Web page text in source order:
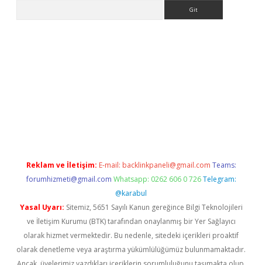
Reklam ve İletişim: E-mail: backlinkpaneli@gmail.com Teams:
forumhizmeti@gmail.com Whatsapp: 0262 606 0 726 Telegram:
@karabul
Yasal Uyarı: Sitemiz, 5651 Sayılı Kanun gereğince Bilgi Teknolojileri
ve İletişim Kurumu (BTK) tarafından onaylanmış bir Yer Sağlayıcı
olarak hizmet vermektedir. Bu nedenle, sitedeki içerikleri proaktif
olarak denetleme veya araştırma yükümlülüğümüz bulunmamaktadır.